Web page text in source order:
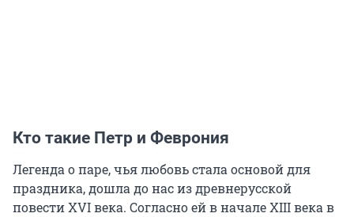
Кто такие Петр и Феврония
Легенда о паре, чья любовь стала основой для
праздника, дошла до нас из древнерусской
повести XVI века. Согласно ей в начале XIII века в